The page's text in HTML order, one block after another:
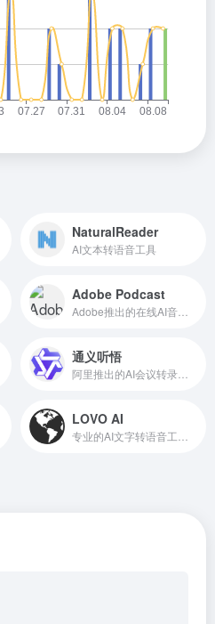
NaturalReader
AI文本转语音工具
Adobe Podcast
通义听悟
LOVO AI